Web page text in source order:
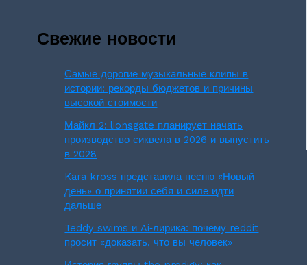
Свежие новости
Самые дорогие музыкальные клипы в
истории: рекорды бюджетов и причины
высокой стоимости
Майкл 2: lionsgate планирует начать
производство сиквела в 2026 и выпустить
в 2028
Kara kross представила песню «Новый
день» о принятии себя и силе идти
дальше
Teddy swims и Ai‑лирика: почему reddit
просит «доказать, что вы человек»